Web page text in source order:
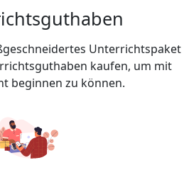
Unterrichtspaket
kaufen, um mit
beginnen zu können.